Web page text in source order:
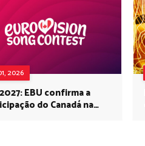
2026
EBU confirma a
do Canadá na